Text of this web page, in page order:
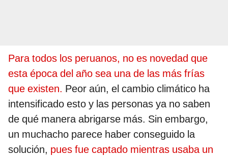
Para todos los peruanos, no es novedad que
esta época del año sea una de las más frías
que existen. Peor aún, el cambio climático ha
intensificado esto y las personas ya no saben
de qué manera abrigarse más. Sin embargo,
un muchacho parece haber conseguido la
solución, pues fue captado mientras usaba un